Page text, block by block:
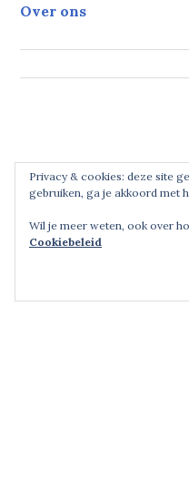
Over ons
Privacy & cookies: deze site
gebruiken, ga je akkoord met
Wil je meer weten, ook over
Cookiebeleid